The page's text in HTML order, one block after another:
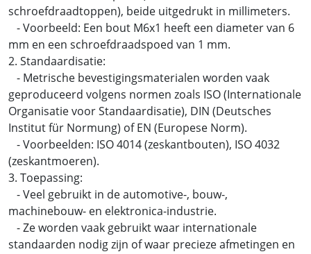
schroefdraadtoppen), beide uitgedrukt in millimeters.
- Voorbeeld: Een bout M6x1 heeft een diameter van 6
mm en een schroefdraadspoed van 1 mm.
2. Standaardisatie:
- Metrische bevestigingsmaterialen worden vaak
geproduceerd volgens normen zoals ISO (Internationale
Organisatie voor Standaardisatie), DIN (Deutsches
Institut für Normung) of EN (Europese Norm).
- Voorbeelden: ISO 4014 (zeskantbouten), ISO 4032
(zeskantmoeren).
3. Toepassing:
- Veel gebruikt in de automotive-, bouw-,
machinebouw- en elektronica-industrie.
- Ze worden vaak gebruikt waar internationale
standaarden nodig zijn of waar precieze afmetingen en